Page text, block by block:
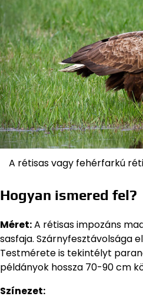
A rétisas vagy fehérfarkú
Hogyan ismered fel?
Méret:A rétisas impozáns
sasfaja. Szárnyfesztávolsága
Testmérete is tekintélyt
példányok hossza 70-90 cm
Színezet: